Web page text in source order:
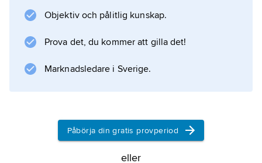
mängd risiga, ofta torniga buskar. Trots låg
utnyttjas de flesta torrsavanner till extensiv
betesdrift.
Information om artikeln
Objektiv och pålitlig kunskap.
Prova det, du kommer att gilla det!
Marknadsledare i Sverige.
Påbörja din gratis provperiod
eller